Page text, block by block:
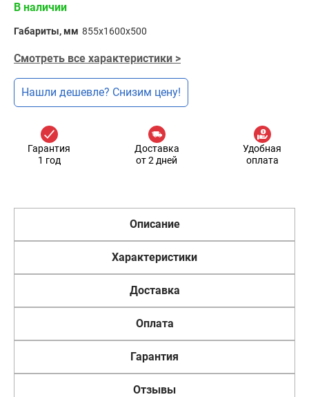
В наличии
Габариты, мм 855x1600x500
Смотреть все характеристики >
Нашли дешевле? Снизим цену!
Гарантия
1 год
Доставка
от 2 дней
Удобная
оплата
Описание
Характеристики
Доставка
Оплата
Гарантия
Отзывы